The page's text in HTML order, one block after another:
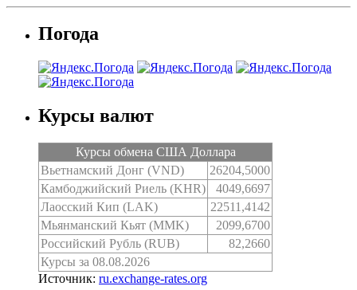
Погода
Курсы валют
Курсы обмена США Доллара
Вьетнамский Донг (VND)
26204,5000
Камбоджийский Риель (KHR)
4049,6697
Лаосский Кип (LAK)
22511,4142
Мьянманский Кьят (MMK)
2099,6700
Российский Рубль (RUB)
82,2660
Курсы за 08.08.2026
Источник: ru.exchange-rates.org